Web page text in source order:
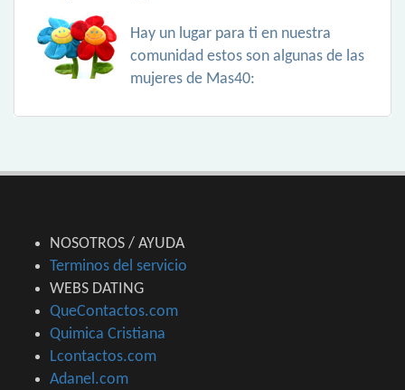
Hay un lugar para ti en nuestra
comunidad estos son algunas de las
mujeres de Mas40:
NOSOTROS / AYUDA
Terminos del servicio
WEBS DATING
QueContactos.com
Quimica Cristiana
Lcontactos.com
Adanel.com